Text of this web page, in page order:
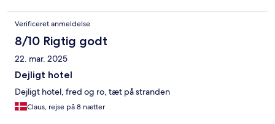
Verificeret anmeldelse
8/10 Rigtig godt
22. mar. 2025
Dejligt hotel
Dejligt hotel, fred og ro, tæt på stranden
Claus, rejse på 8 nætter